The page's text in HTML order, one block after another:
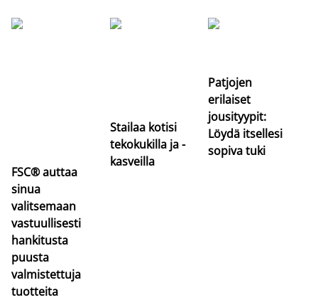
FSC® auttaa
sinua
valitsemaan
vastuullisesti
hankitusta
puusta
valmistettuja
tuotteita
Stailaa kotisi
tekokukilla ja -
kasveilla
Patjojen
erilaiset
jousityypit:
Löydä itsellesi
sopiva tuki